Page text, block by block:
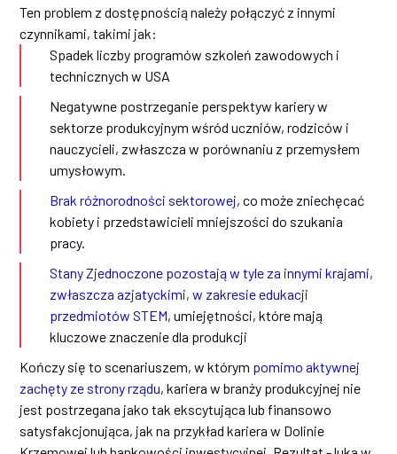
Ten problem z dostępnością należy połączyć z innymi
czynnikami, takimi jak:
Spadek liczby programów szkoleń zawodowych i
technicznych w USA
Negatywne postrzeganie perspektyw kariery w
sektorze produkcyjnym wśród uczniów, rodziców i
nauczycieli, zwłaszcza w porównaniu z przemysłem
umysłowym.
Brak różnorodności sektorowej, co może zniechęcać
kobiety i przedstawicieli mniejszości do szukania
pracy.
Stany Zjednoczone pozostają w tyle za innymi krajami,
zwłaszcza azjatyckimi, w zakresie edukacji
przedmiotów STEM, umiejętności, które mają
kluczowe znaczenie dla produkcji
Kończy się to scenariuszem, w którym pomimo aktywnej
zachęty ze strony rządu, kariera w branży produkcyjnej nie
jest postrzegana jako tak ekscytująca lub finansowo
satysfakcjonująca, jak na przykład kariera w Dolinie